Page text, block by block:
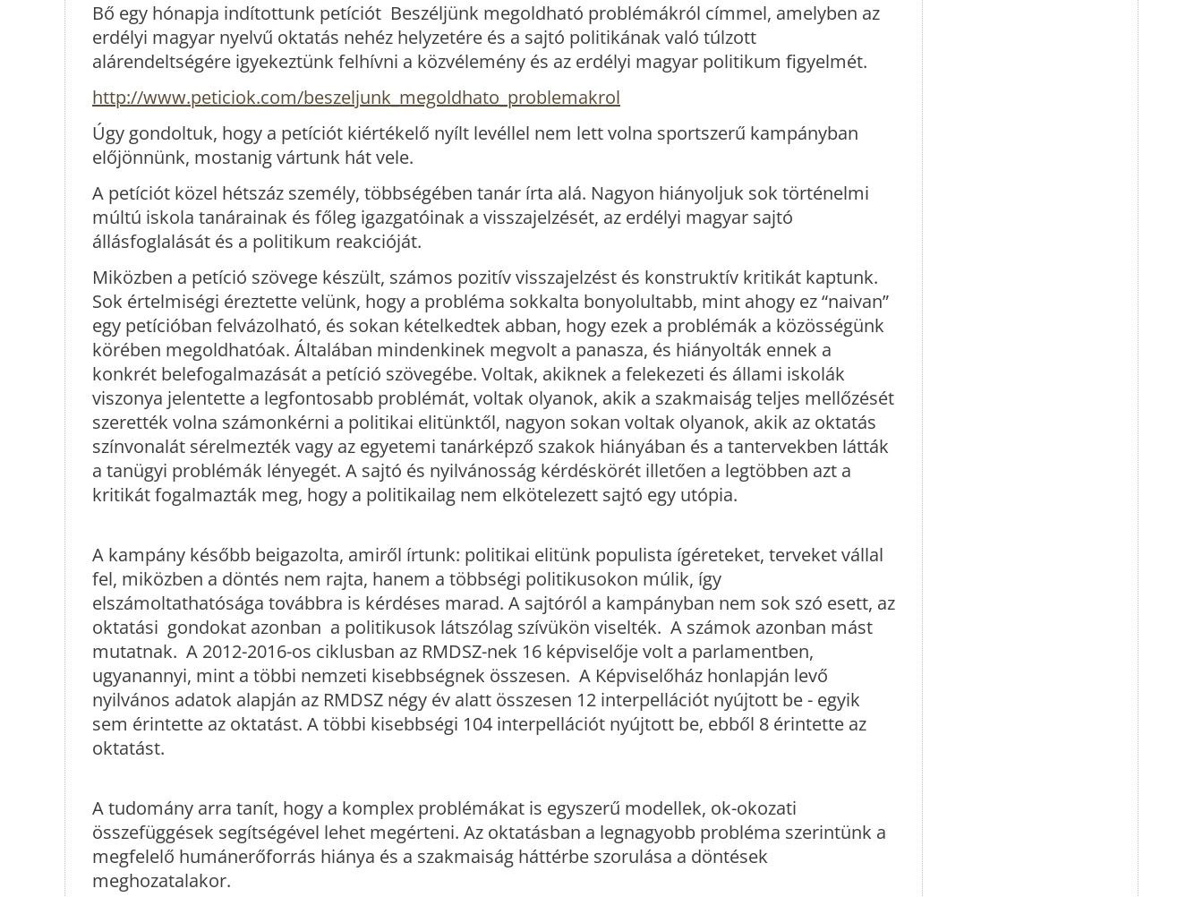
Bő egy hónapja indítottunk petíciót Beszéljünk megoldható problémákról címmel, amelyben az
erdélyi magyar nyelvű oktatás nehéz helyzetére és a sajtó politikának való túlzott
alárendeltségére igyekeztünk felhívni a közvélemény és az erdélyi magyar politikum figyelmét.
http://www.peticiok.com/beszeljunk_megoldhato_problemakrol
Úgy gondoltuk, hogy a petíciót kiértékelő nyílt levéllel nem lett volna sportszerű kampányban
előjönnünk, mostanig vártunk hát vele.
A petíciót közel hétszáz személy, többségében tanár írta alá. Nagyon hiányoljuk sok történelmi
múltú iskola tanárainak és főleg igazgatóinak a visszajelzését, az erdélyi magyar sajtó
állásfoglalását és a politikum reakcióját.
Miközben a petíció szövege készült, számos pozitív visszajelzést és konstruktív kritikát kaptunk.
Sok értelmiségi éreztette velünk, hogy a probléma sokkalta bonyolultabb, mint ahogy ez “naivan”
egy petícióban felvázolható, és sokan kételkedtek abban, hogy ezek a problémák a közösségünk
körében megoldhatóak. Általában mindenkinek megvolt a panasza, és hiányolták ennek a
konkrét belefogalmazását a petíció szövegébe. Voltak, akiknek a felekezeti és állami iskolák
viszonya jelentette a legfontosabb problémát, voltak olyanok, akik a szakmaiság teljes mellőzését
szerették volna számonkérni a politikai elitünktől, nagyon sokan voltak olyanok, akik az oktatás
színvonalát sérelmezték vagy az egyetemi tanárképző szakok hiányában és a tantervekben látták
a tanügyi problémák lényegét. A sajtó és nyilvánosság kérdéskörét illetően a legtöbben azt a
kritikát fogalmazták meg, hogy a politikailag nem elkötelezett sajtó egy utópia.
A kampány később beigazolta, amiről írtunk: politikai elitünk populista ígéreteket, terveket vállal
fel, miközben a döntés nem rajta, hanem a többségi politikusokon múlik, így
elszámoltathatósága továbbra is kérdéses marad. A sajtóról a kampányban nem sok szó esett, az
oktatási gondokat azonban a politikusok látszólag szívükön viselték. A számok azonban mást
mutatnak. A 2012-2016-os ciklusban az RMDSZ-nek 16 képviselője volt a parlamentben,
ugyanannyi, mint a többi nemzeti kisebbségnek összesen. A Képviselőház honlapján levő
nyilvános adatok alapján az RMDSZ négy év alatt összesen 12 interpellációt nyújtott be - egyik
sem érintette az oktatást. A többi kisebbségi 104 interpellációt nyújtott be, ebből 8 érintette az
oktatást.
A tudomány arra tanít, hogy a komplex problémákat is egyszerű modellek, ok-okozati
összefüggések segítségével lehet megérteni. Az oktatásban a legnagyobb probléma szerintünk a
megfelelő humánerőforrás hiánya és a szakmaiság háttérbe szorulása a döntések
meghozatalakor.